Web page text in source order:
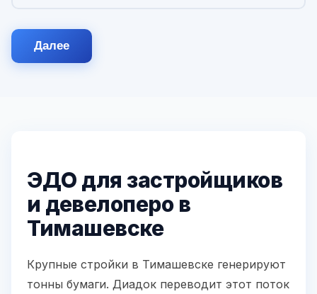
Далее
ЭДО для застройщиков
и девелоперо в
Тимашевске
Крупные стройки в Тимашевске генерируют
тонны бумаги. Диадок переводит этот поток